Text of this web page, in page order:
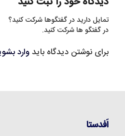
تمایل دارید در گفتگوها شرکت کنید؟
در گفتگو ها شرکت کنید.
برای نوشتن دیدگاه بایدوارد
اَفدستا